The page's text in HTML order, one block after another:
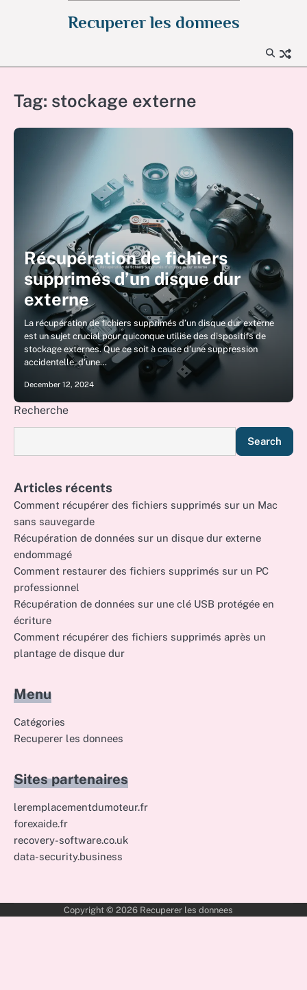
Recuperer les donnees
Tag: stockage externe
Récupération de fichiers
supprimés d’un disque dur
externe
La récupération de fichiers supprimés d’un disque dur externe
est un sujet crucial pour quiconque utilise des dispositifs de
stockage externes. Que ce soit à cause d’une suppression
accidentelle, d’une…
December 12, 2024
Recherche
Search
Articles récents
Comment récupérer des fichiers supprimés sur un Mac
sans sauvegarde
Récupération de données sur un disque dur externe
endommagé
Comment restaurer des fichiers supprimés sur un PC
professionnel
Récupération de données sur une clé USB protégée en
écriture
Comment récupérer des fichiers supprimés après un
plantage de disque dur
Menu
Catégories
Recuperer les donnees
Sites partenaires
leremplacementdumoteur.fr
forexaide.fr
recovery-software.co.uk
data-security.business
Copyright © 2026 Recuperer les donnees